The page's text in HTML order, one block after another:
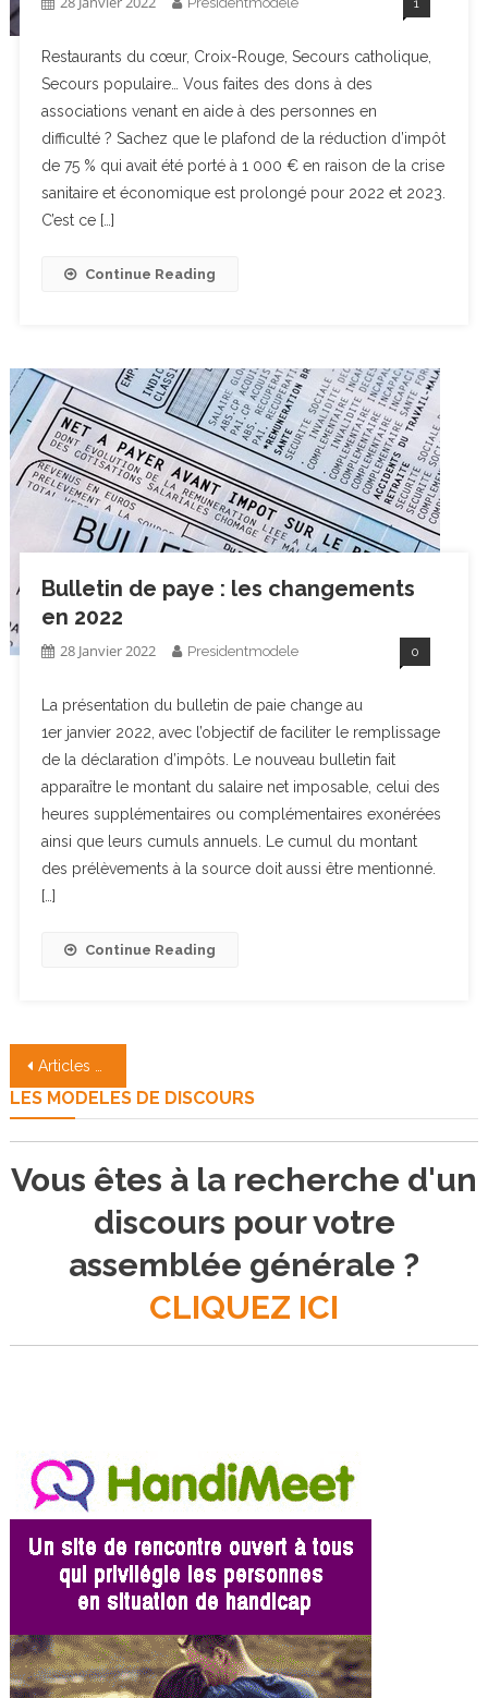
1
Restaurants du cœur, Croix-Rouge, Secours catholique,
Secours populaire… Vous faites des dons à des
associations venant en aide à des personnes en
difficulté ? Sachez que le plafond de la réduction d’impôt
de 75 % qui avait été porté à 1 000 € en raison de la crise
sanitaire et économique est prolongé pour 2022 et 2023.
C’est ce […]
Continue Reading
Bulletin de paye : les changements
en 2022
28 Janvier 2022 Presidentmodele 0
La présentation du bulletin de paie change au
1er janvier 2022, avec l’objectif de faciliter le remplissage
de la déclaration d’impôts. Le nouveau bulletin fait
apparaître le montant du salaire net imposable, celui des
heures supplémentaires ou complémentaires exonérées
ainsi que leurs cumuls annuels. Le cumul du montant
des prélèvements à la source doit aussi être mentionné.
[…]
Continue Reading
Navigation
des
articles
Articles plus anciens
LES MODELES DE DISCOURS
Vous êtes à la recherche d'un
discours pour votre
assemblée générale ?
CLIQUEZ ICI